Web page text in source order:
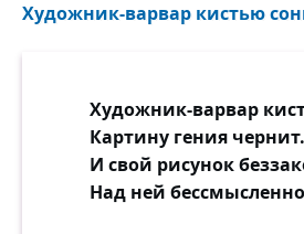
Художник-варвар кистью
Художник-варвар
Картину гения чернит.
И свой рисунок
Над ней